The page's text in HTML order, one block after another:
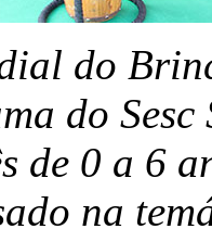
do
do
de 0 a 6
na